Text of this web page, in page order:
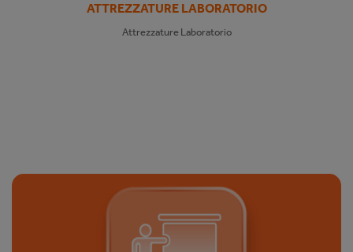
ATTREZZATURE LABORATORIO
Attrezzature Laboratorio